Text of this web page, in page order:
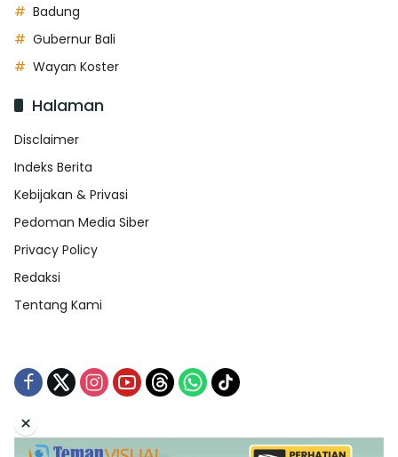
Badung
Gubernur Bali
Wayan Koster
Halaman
Disclaimer
Indeks Berita
Kebijakan & Privasi
Pedoman Media Siber
Privacy Policy
Redaksi
Tentang Kami
Tentang Kami Redaksi Indeks Berita
×